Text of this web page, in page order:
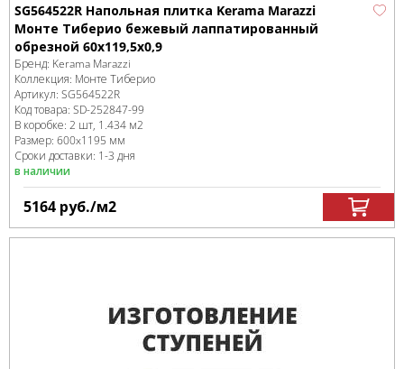
SG564522R Напольная плитка Kerama Marazzi
Монте Тиберио бежевый лаппатированный
обрезной 60x119,5x0,9
Бренд: Kerama Marazzi
Коллекция: Монте Тиберио
Артикул: SG564522R
Код товара: SD-252847-99
В коробке: 2 шт, 1.434 м2
Размер: 600x1195 мм
Сроки доставки: 1-3 дня
в наличии
5164 руб./м2